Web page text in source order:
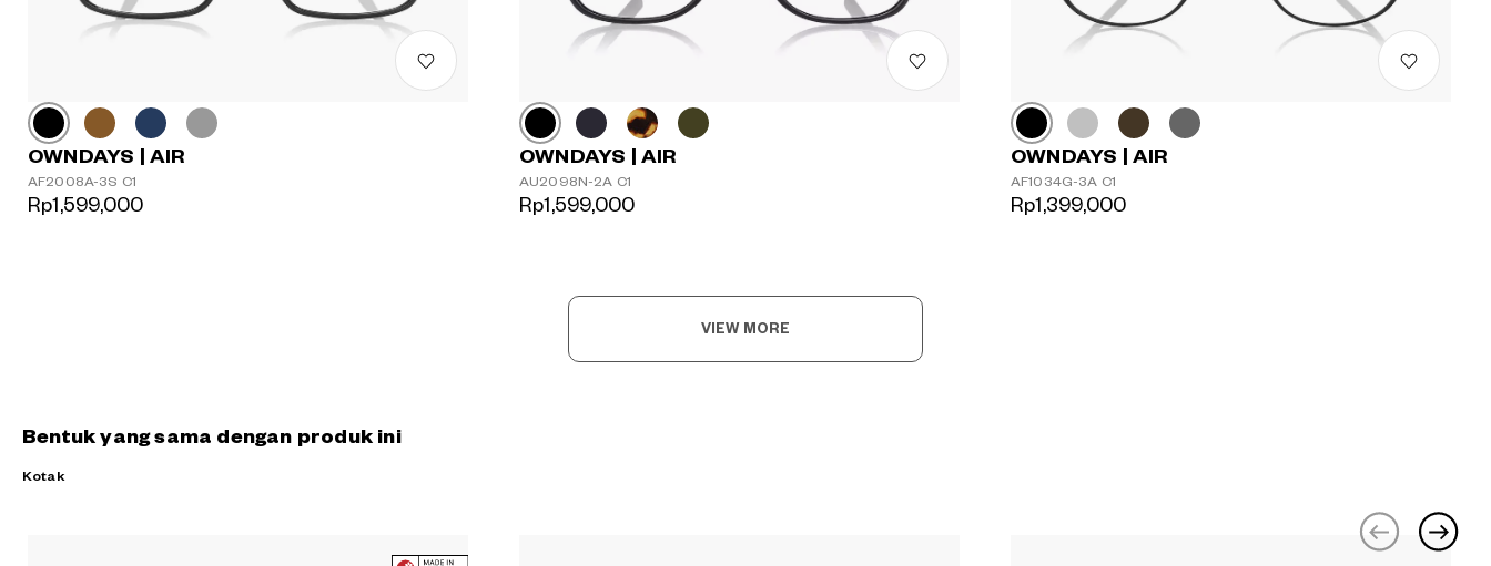
OWNDAYS | AIR
AF2008A-3S C1
Rp1,599,000
OWNDAYS | AIR
AU2098N-2A C1
Rp1,599,000
OWNDAYS | AIR
AF1034G-3A C1
Rp1,399,000
VIEW MORE
Bentuk yang sama dengan produk ini
Kotak